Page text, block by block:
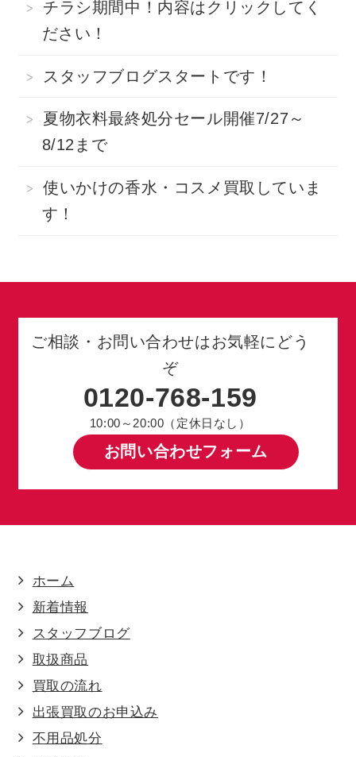
チラシ期間中！内容はクリックしてく
ださい！
スタッフブログスタートです！
夏物衣料最終処分セール開催7/27～
8/12まで
使いかけの香水・コスメ買取していま
す！
ご相談・お問い合わせはお気軽にどう
ぞ
0120-768-159
10:00～20:00（定休日なし）
お問い合わせフォーム
ホーム
新着情報
スタッフブログ
取扱商品
買取の流れ
出張買取のお申込み
不用品処分